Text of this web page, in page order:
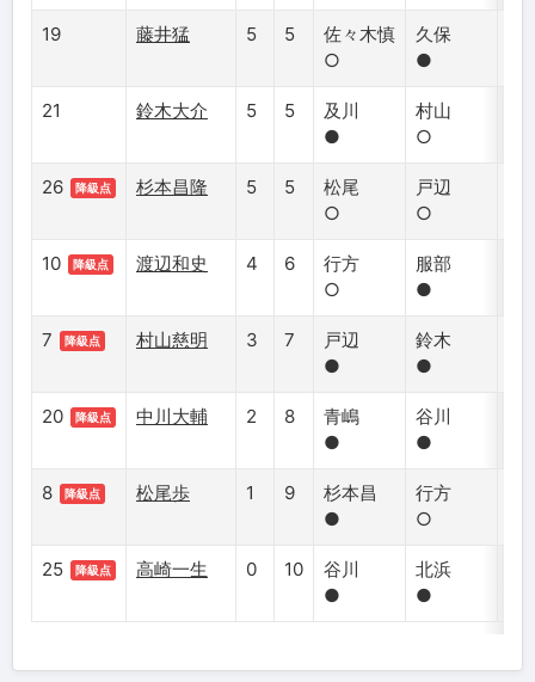
19 藤井猛 5 5
佐々木慎
○
久保
●
21 鈴木大介 5 5
及川
●
村山
○
26 降級点 杉本昌隆 5 5
松尾
○
戸辺
○
10 降級点 渡辺和史 4 6
行方
○
服部
●
7 降級点 村山慈明 3 7
戸辺
●
鈴木
●
20 降級点 中川大輔 2 8
青嶋
●
谷川
●
8 降級点 松尾歩 1 9
杉本昌
●
行方
○
25 降級点 高崎一生 0 10
谷川
●
北浜
●